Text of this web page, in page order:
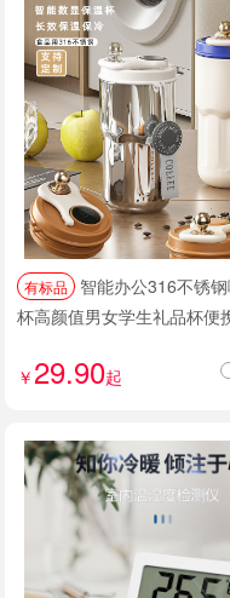
有标品
杯高颜值男女学生礼品杯便
￥29.90起